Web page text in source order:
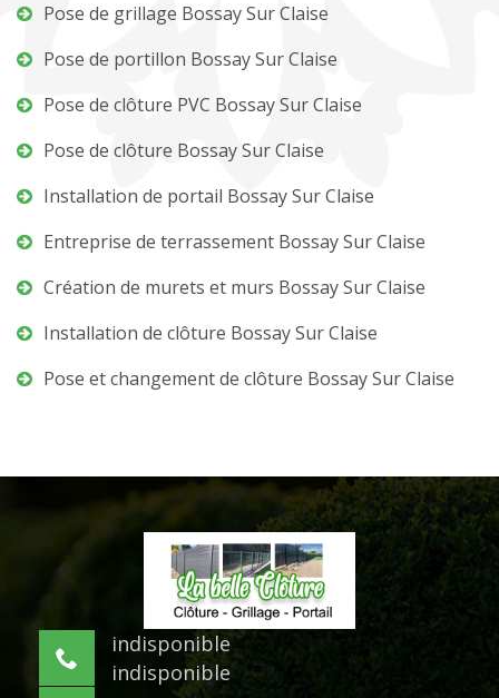
Pose de grillage Bossay Sur Claise
Pose de portillon Bossay Sur Claise
Pose de clôture PVC Bossay Sur Claise
Pose de clôture Bossay Sur Claise
Installation de portail Bossay Sur Claise
Entreprise de terrassement Bossay Sur Claise
Création de murets et murs Bossay Sur Claise
Installation de clôture Bossay Sur Claise
Pose et changement de clôture Bossay Sur Claise
indisponible
indisponible